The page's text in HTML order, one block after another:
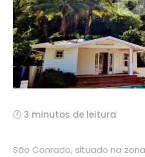
🕑 3 minutos de leitura
São Conrado, situado na